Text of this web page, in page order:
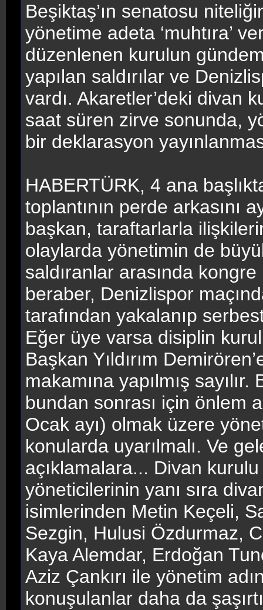
Beşiktaş’ın senatosu
yönetime adeta ‘muhtıra’
düzenlenen kurulun
yapılan saldırılar ve
vardı. Akaretler’deki divan
saat süren zirve sonunda,
bir deklarasyon
HABERTÜRK, 4 ana
toplantının perde arkasını
başkan, taraftarlarla
olaylarda yönetimin de
saldıranlar arasında
beraber, Denizlispor
tarafından yakalanıp
Eğer üye varsa disiplin
Başkan Yıldırım
makamına yapılmış
bundan sonrası için önlem
Ocak ayı) olmak üzere
konularda uyarılmalı. Ve
açıklamalara... Divan
yöneticilerinin yanı sıra
isimlerinden Metin Keçeli,
Sezgin, Hulusi Özdurmaz,
Kaya Alemdar, Erdoğan
Aziz Çankırı ile yönetim
konuşulanlar daha da